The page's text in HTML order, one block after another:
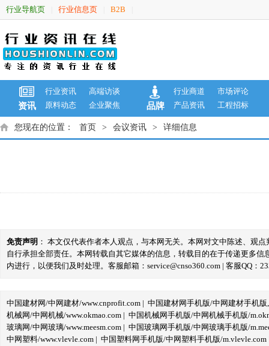
行业导航页 行业信息页 B2B
资讯
行业资讯
高端访谈
原料动态
企业聚焦 品牌
行业商道
市场评论
产品资讯
工程招标
您现在的位置： 首页 > 会议资讯 > 详细信息
免责声明 ： 本文仅代表作者本人观点，与本网无关。本网对文中陈述、观
自行承担全部责任。本网转载自其它媒体的信息，转载目的在于传递更多
内进行，以便我们及时处理。客服邮箱：service@cnso360.com | 客服QQ：
中国建材网/中网建材/www.cnprofit.com | 中国建材网手机版/中网建材手机版
机械网/中网机械/www.okmao.com | 中国机械网手机版/中网机械手机版/
玻璃网/中网玻璃/www.meesm.com | 中国玻璃网手机版/中网玻璃手机版/
中网塑料/www.vlevle.com | 中国塑料网手机版/中网塑料手机版/m.vlevle.com